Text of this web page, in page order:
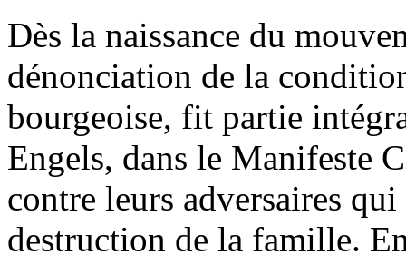
Dès la naissance du
dénonciation de la
bourgeoise, fit partie
Engels, dans le Manifeste
contre leurs adversaires
destruction de la famille.